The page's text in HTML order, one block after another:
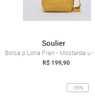
Soulier
R$ 199,90
-39%